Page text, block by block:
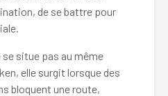
de se battre pour
situe pas au même
elle surgit lorsque des
bloquent une route,